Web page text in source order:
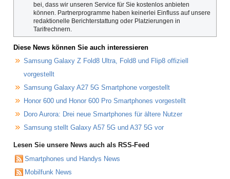
bei, dass wir unseren Service für Sie kostenlos anbieten
können. Partnerprogramme haben keinerlei Einfluss auf unsere
redaktionelle Berichterstattung oder Platzierungen in
Tarifrechnern.
Diese News können Sie auch interessieren
Samsung Galaxy Z Fold8 Ultra, Fold8 und Flip8 offiziell
vorgestellt
Samsung Galaxy A27 5G Smartphone vorgestellt
Honor 600 und Honor 600 Pro Smartphones vorgestellt
Doro Aurora: Drei neue Smartphones für ältere Nutzer
Samsung stellt Galaxy A57 5G und A37 5G vor
Lesen Sie unsere News auch als RSS-Feed
Smartphones und Handys News
Mobilfunk News